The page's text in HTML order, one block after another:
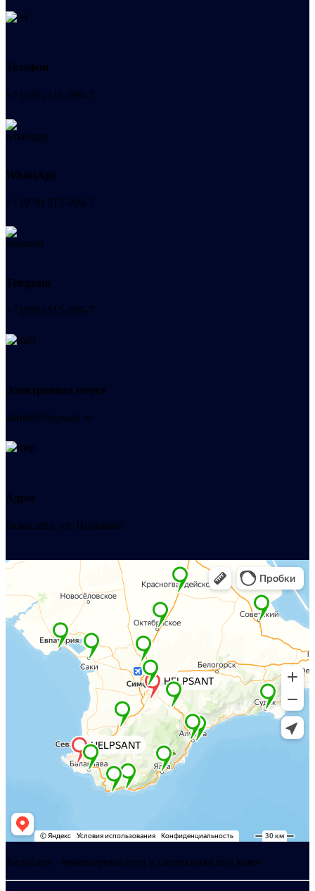
Телефон
+7 (978) 515-999-7
WhatsApp
+7 (978) 515-999-7
Telegram
+7 (978) 515-999-7
Электронная почта
admin@helpsant.ru
Адрес
Балаклава, ул. Новикова
Хелпсант - инженерные сети и сантехника под ключ